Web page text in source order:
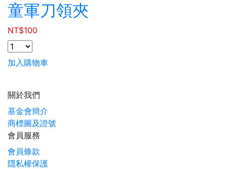
童軍刀領夾
NT$100
加入購物車
關於我們
基金會簡介
商標圖及證號
會員服務
會員條款
隱私權保護